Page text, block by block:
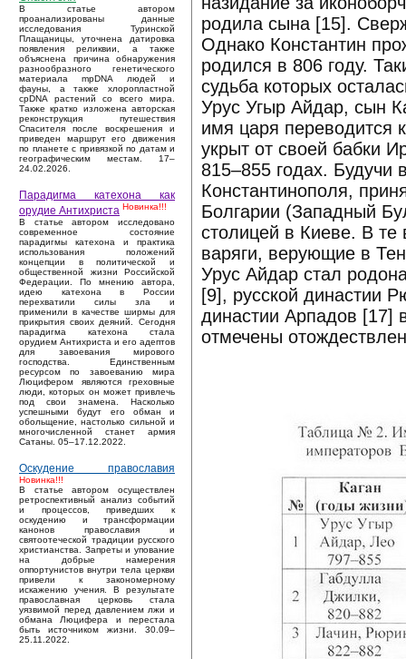
В статье автором
проанализированы данные
исследования Туринской
Плащаницы, уточнена датировка
появления реликвии, а также
объяснена причина обнаружения
разнообразного генетического
материала mpDNA людей и
фауны, а также хлоропластной
cpDNA растений со всего мира.
Также кратко изложена авторская
реконструкция путешествия
Спасителя после воскрешения и
приведен маршрут его движения
по планете с привязкой по датам и
географическим местам. 17–
24.02.2026.
Парадигма катехона как
орудие Антихриста Новинка!!!
В статье автором исследовано
современное состояние
парадигмы катехона и практика
использования положений
концепции в политической и
общественной жизни Российской
Федерации. По мнению автора,
идею катехона в России
перехватили силы зла и
применили в качестве ширмы для
прикрытия своих деяний. Сегодня
парадигма катехона стала
орудием Антихриста и его адептов
для завоевания мирового
господства. Единственным
ресурсом по завоеванию мира
Люцифером являются греховные
люди, которых он может привлечь
под свои знамена. Насколько
успешными будут его обман и
обольщение, настолько сильной и
многочисленной станет армия
Сатаны. 05–17.12.2022.
Оскудение православия
Новинка!!!
В статье автором осуществлен
ретроспективный анализ событий
и процессов, приведших к
оскудению и трансформации
канонов православия и
святоотеческой традиции русского
христианства. Запреты и упование
на добрые намерения
оппортунистов внутри тела церкви
привели к закономерному
искажению учения. В результате
православная церковь стала
уязвимой перед давлением лжи и
обмана Люцифера и перестала
быть источником жизни. 30.09–
25.11.2022.
родила сына [15].
Однако Константин
родился в 806 году.
судьба которых
Урус Угыр Айдар, сын
имя царя переводится
укрыт от своей бабки
815–855 годах. Будучи
Константинополя,
Болгарии (Западный
столицей в Киеве. В
варяги, верующие в
Урус Айдар стал
[9], русской династии
династии Арпадов [17]
отмечены